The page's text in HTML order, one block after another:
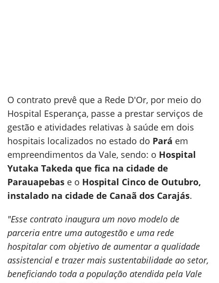
O contrato prevê que a Rede D'Or, por meio do
Hospital Esperança, passe a prestar serviços de
gestão e atividades relativas à saúde em dois
hospitais localizados no estado do Pará em
empreendimentos da Vale, sendo: o Hospital
Yutaka Takeda que fica na cidade de
Parauapebas e o Hospital Cinco de Outubro,
instalado na cidade de Canaã dos Carajás.
"Esse contrato inaugura um novo modelo de
parceria entre uma autogestão e uma rede
hospitalar com objetivo de aumentar a qualidade
assistencial e trazer mais sustentabilidade ao setor,
beneficiando toda a população atendida pela Vale